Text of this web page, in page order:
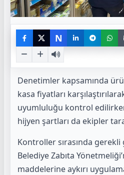
N
Denetimler kapsamında
kasa fiyatları
uyumluluğu kontrol
hijyen şartları da ekipler
Kontroller sırasında
Belediye Zabıta
maddelerine aykırı